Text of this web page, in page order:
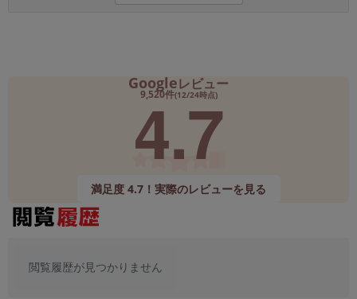
Googleレビュー
9,520件(12/24時点)
4.7
満足度 4.7！実際のレビューを見る
閲覧履歴が見つかりません
製造、販売メーカーの絞り込み
「Apple」「SONY」「SHARP」など
商品の搭載機能による絞り込み